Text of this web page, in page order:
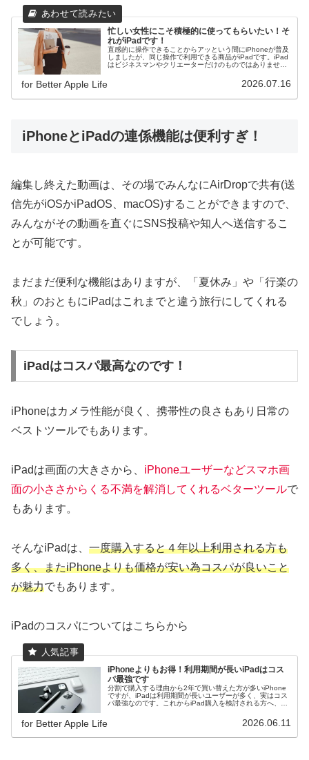
忙しい女性にこそ積極的に使ってもらいたい！そ
れがiPadです！
直感的に操作できることからアッという間にiPhoneが普及
しましたが、同じ操作で利用できる商品がiPadです。iPad
はビジネスマンやクリエーターだけのものではありませ
for Better Apple Life 2026.07.16
iPhoneとiPadの連係機能は便利すぎ！
編集し終えた動画は、その場でみんなにAirDropで共有(送
信先がiOSかiPadOS、macOS)することができますので、
みんながその動画を直ぐにSNS投稿や知人へ送信するこ
とが可能です。
まだまだ便利な機能はありますが、「夏休み」や「行楽の
秋」のおともにiPadはこれまでと違う旅行にしてくれる
でしょう。
iPadはコスパ最高なのです！
iPhoneはカメラ性能が良く、携帯性の良さもあり日常の
ベストツールでもあります。
iPadは画面の大きさから、 iPhoneユーザーなどスマホ画
面の小ささからくる不満を解消してくれるベターツールで
もあります。
そんなiPadは、 一度購入すると４年以上利用される方も
多く、またiPhoneよりも価格が安い為コスパが良いこと
が魅力でもあります。
iPadのコスパについてはこちらから
iPhoneよりもお得！利用期間が長いiPadはコス
パ最強です
分割で購入する理由から2年で買い替えた方が多いiPhone
ですが、iPadは利用期間が長いユーザーが多く、実はコス
パ最強なのです。これからiPad購入を検討される方へ、
for Better Apple Life 2026.06.11